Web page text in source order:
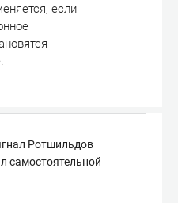
если
Ротшильдов
самостоятельной